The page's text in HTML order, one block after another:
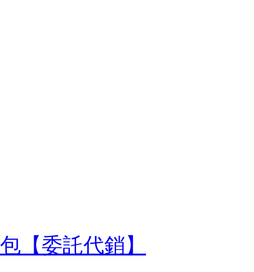
【委託代銷】